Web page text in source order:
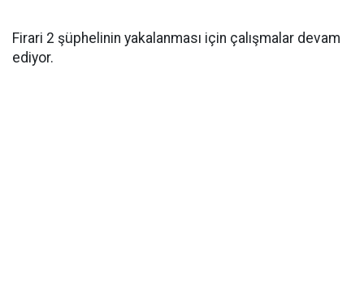
Firari 2 şüphelinin yakalanması için çalışmalar devam
ediyor.